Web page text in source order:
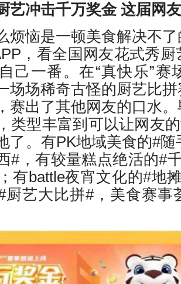
冲击千万奖金 这届网友
恼是一顿美食解决不了
，看全国网友花式秀
己一番。在“真快乐”赛
场场稀奇古怪的厨艺比
赛出了其他网友的口水
类型丰富到可以让网友
了。有PK地域美食的#
#，有较量糕点绝活的#
有battle夜宵文化的#地
厨艺大比拼#，美食赛事